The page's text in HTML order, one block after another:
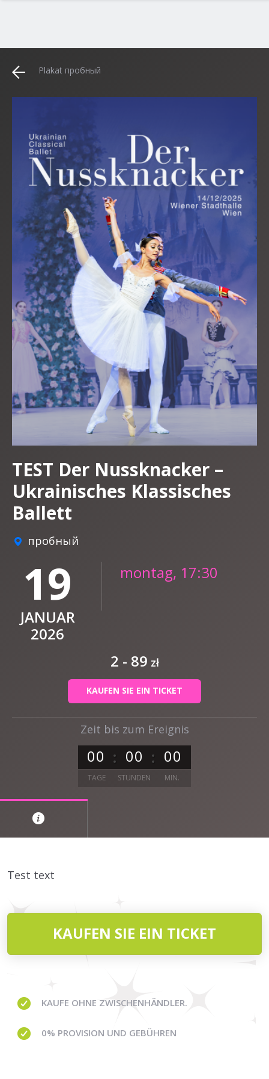
Plakat пробный
Zeit bis zum Ereignis
00 00 00
TAGE STUNDEN MIN.
TEST Der Nussknacker –
Ukrainisches Klassisches
Ballett
пробный
19
JANUAR
2026
montag, 17:30
2 - 89 zł
KAUFEN SIE EIN TICKET
Test text
KAUFEN SIE EIN TICKET
KAUFE OHNE ZWISCHENHÄNDLER.
0% PROVISION UND GEBÜHREN